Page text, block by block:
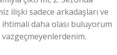
ilişki sadece arkadaşları ve
ihtimali daha olası buluyorum